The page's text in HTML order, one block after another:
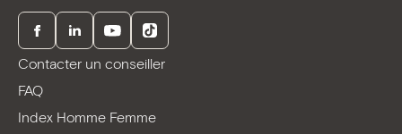
FacebookLinkedInYoutubeTikTok
Contacter un conseiller
FAQ
Index Homme Femme